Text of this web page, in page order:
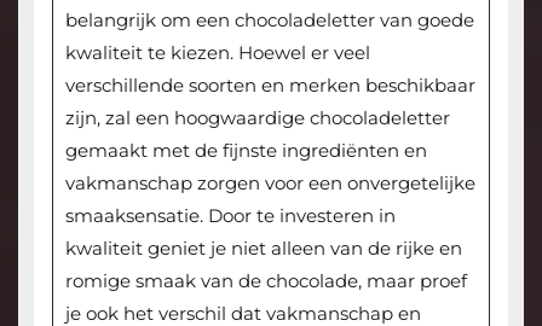
belangrijk om een chocoladeletter van goede
kwaliteit te kiezen. Hoewel er veel
verschillende soorten en merken beschikbaar
zijn, zal een hoogwaardige chocoladeletter
gemaakt met de fijnste ingrediënten en
vakmanschap zorgen voor een onvergetelijke
smaaksensatie. Door te investeren in
kwaliteit geniet je niet alleen van de rijke en
romige smaak van de chocolade, maar proef
je ook het verschil dat vakmanschap en